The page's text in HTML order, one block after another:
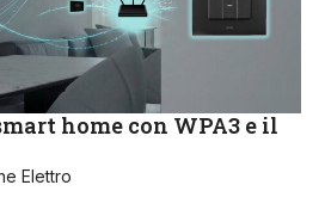
home con WPA3 e il
Elettro